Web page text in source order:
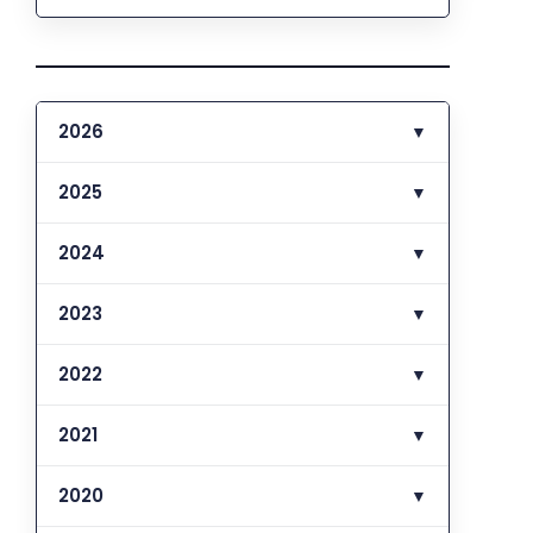
2026 ▼
2025 ▼
2024 ▼
2023 ▼
2022 ▼
2021 ▼
2020 ▼